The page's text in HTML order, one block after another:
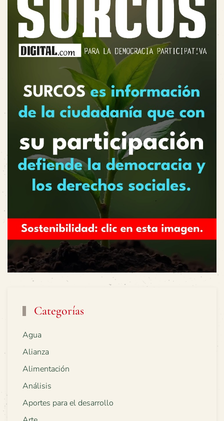
Categorías
Agua
Alianza
Alimentación
Análisis
Aportes para el desarrollo